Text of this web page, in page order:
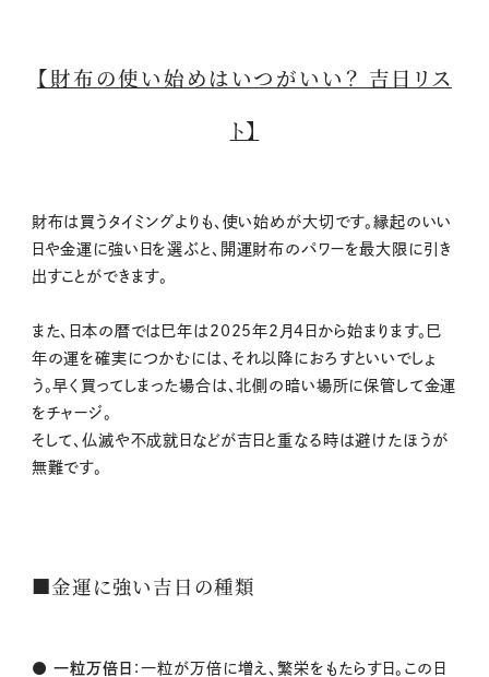
【財布の使い始めはいつがいい？ 吉日リス
ト】
財布は買うタイミングよりも、使い始めが大切です。縁起のいい
日や金運に強い日を選ぶと、開運財布のパワーを最大限に引き
出すことができます。
また、日本の暦では巳年は2025年2月4日から始まります。巳
年の運を確実につかむには、それ以降におろすといいでしょ
う。早く買ってしまった場合は、北側の暗い場所に保管して金運
をチャージ。
そして、仏滅や不成就日などが吉日と重なる時は避けたほうが
無難です。
■金運に強い吉日の種類
● 一粒万倍日 ：一粒が万倍に増え、繁栄をもたらす日。この日